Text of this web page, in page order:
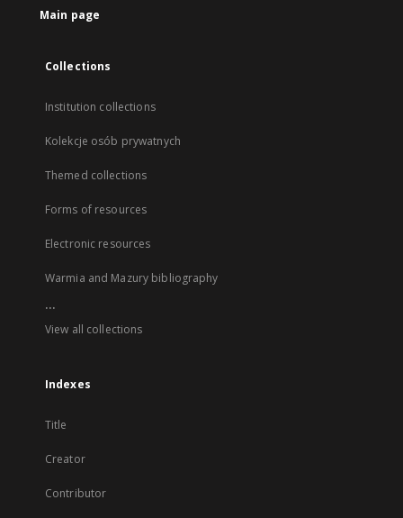
Main page
Collections
Institution collections
Kolekcje osób prywatnych
Themed collections
Forms of resources
Electronic resources
Warmia and Mazury bibliography
...
View all collections
Indexes
Title
Creator
Contributor